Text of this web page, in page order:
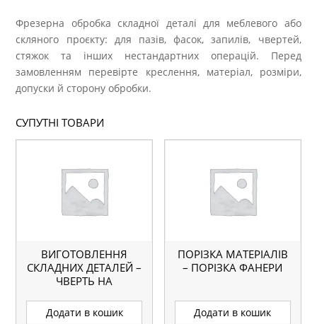
Фрезерна обробка складної деталі для меблевого або
скляного проєкту: для пазів, фасок, запилів, чвертей,
стяжок та інших нестандартних операцій. Перед
замовленням перевірте креслення, матеріал, розміри,
допуски й сторону обробки.
СУПУТНІ ТОВАРИ
ВИГОТОВЛЕННЯ
СКЛАДНИХ ДЕТАЛЕЙ –
ЧВЕРТЬ НА
Додати в кошик
ПОРІЗКА МАТЕРІАЛІВ
– ПОРІЗКА ФАНЕРИ
Додати в кошик